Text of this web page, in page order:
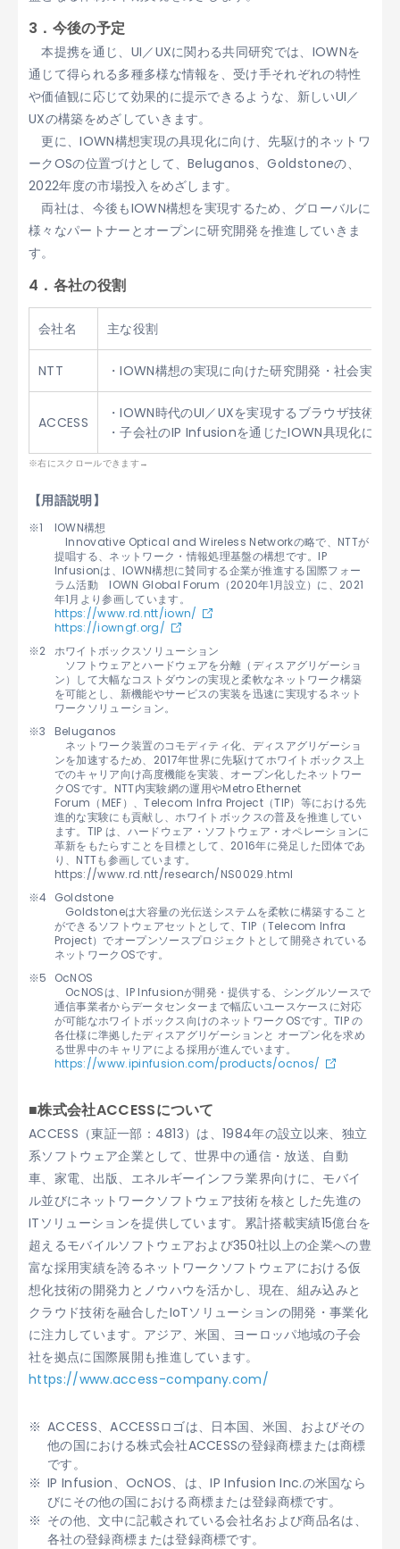
3．今後の予定
本提携を通じ、UI／UXに関わる共同研究では、IOWNを
通じて得られる多種多様な情報を、受け手それぞれの特性
や価値観に応じて効果的に提示できるような、新しいUI／
UXの構築をめざしていきます。
更に、IOWN構想実現の具現化に向け、先駆け的ネットワ
ークOSの位置づけとして、Beluganos、Goldstoneの、
2022年度の市場投入をめざします。
両社は、今後もIOWN構想を実現するため、グローバルに
様々なパートナーとオープンに研究開発を推進していきま
す。
4．各社の役割
会社名 主な役割
NTT ・IOWN構想の実現に向けた研究開発・社会実装
ACCESS
・IOWN時代のUI／UXを実現するブラウザ技術の
・子会社のIP Infusionを通じたIOWN具現化に向
【用語説明】
IOWN構想
Innovative Optical and Wireless Networkの略で、NTTが
提唱する、ネットワーク・情報処理基盤の構想です。IP
Infusionは、IOWN構想に賛同する企業が推進する国際フォー
ラム活動 IOWN Global Forum（2020年1月設立）に、2021
年1月より参画しています。
https://www.rd.ntt/iown/
https://iowngf.org/
ホワイトボックスソリューション
ソフトウェアとハードウェアを分離（ディスアグリゲーショ
ン）して大幅なコストダウンの実現と柔軟なネットワーク構築
を可能とし、新機能やサービスの実装を迅速に実現するネット
ワークソリューション。
Beluganos
ネットワーク装置のコモディティ化、ディスアグリゲーショ
ンを加速するため、2017年世界に先駆けてホワイトボックス上
でのキャリア向け高度機能を実装、オープン化したネットワー
クOSです。NTT内実験網の運用やMetro Ethernet
Forum（MEF）、Telecom Infra Project（TIP）等における先
進的な実験にも貢献し、ホワイトボックスの普及を推進してい
ます。TIP は、ハードウェア・ソフトウェア・オペレーションに
革新をもたらすことを目標として、2016年に発足した団体であ
り、NTTも参画しています。
https://www.rd.ntt/research/NS0029.html
Goldstone
Goldstoneは大容量の光伝送システムを柔軟に構築すること
ができるソフトウェアセットとして、TIP（Telecom Infra
Project）でオープンソースプロジェクトとして開発されている
ネットワークOSです。
OcNOS
OcNOSは、IP Infusionが開発・提供する、シングルソースで
通信事業者からデータセンターまで幅広いユースケースに対応
が可能なホワイトボックス向けのネットワークOSです。TIP の
各仕様に準拠したディスアグリゲーションと オープン化を求め
る世界中のキャリアによる採用が進んでいます。
https://www.ipinfusion.com/products/ocnos/
■株式会社ACCESSについて
ACCESS（東証一部：4813）は、1984年の設立以来、独立
系ソフトウェア企業として、世界中の通信・放送、自動
車、家電、出版、エネルギーインフラ業界向けに、モバイ
ル並びにネットワークソフトウェア技術を核とした先進の
ITソリューションを提供しています。累計搭載実績15億台を
超えるモバイルソフトウェアおよび350社以上の企業への豊
富な採用実績を誇るネットワークソフトウェアにおける仮
想化技術の開発力とノウハウを活かし、現在、組み込みと
クラウド技術を融合したIoTソリューションの開発・事業化
に注力しています。アジア、米国、ヨーロッパ地域の子会
社を拠点に国際展開も推進しています。
https://www.access-company.com/
ACCESS、ACCESSロゴは、日本国、米国、およびその
他の国における株式会社ACCESSの登録商標または商標
です。
IP Infusion、OcNOS、は、IP Infusion Inc.の米国なら
びにその他の国における商標または登録商標です。
その他、文中に記載されている会社名および商品名は、
各社の登録商標または登録商標です。